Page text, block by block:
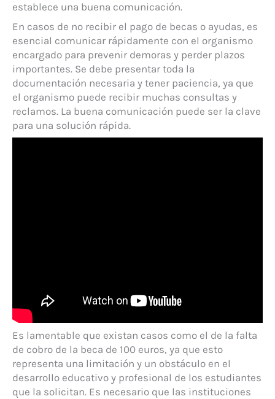
establece una buena comunicación.
En casos de no recibir el pago de becas o ayudas, es
esencial comunicar rápidamente con el organismo
encargado para prevenir demoras y perder plazos
importantes. Se debe presentar toda la
documentación necesaria y tener paciencia, ya que
el organismo puede recibir muchas consultas y
reclamos. La buena comunicación puede ser la clave
para una solución rápida.
Es lamentable que existan casos como el de la falta
de cobro de la beca de 100 euros, ya que esto
representa una limitación y un obstáculo en el
desarrollo educativo y profesional de los estudiantes
que la solicitan. Es necesario que las instituciones